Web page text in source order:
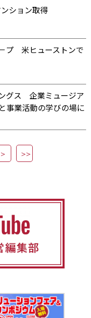
ション取得
プ 米ヒューストンで
グス 企業ミュージア
業活動の学びの場に